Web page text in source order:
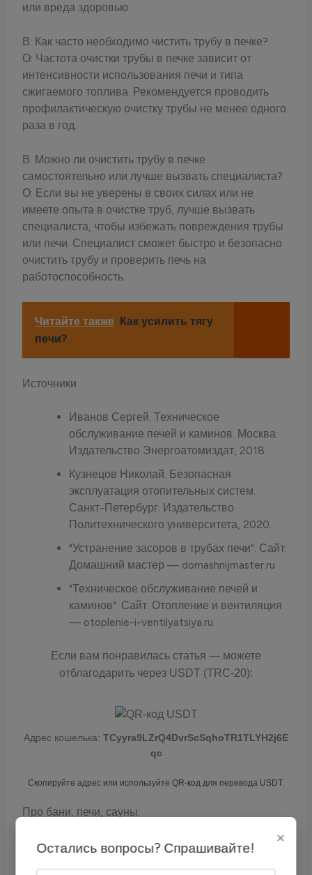
или вреда здоровью.
В: Как часто необходимо чистить трубу в печке?
О: Частота очистки трубы в печке зависит от
интенсивности использования печи и типа
сжигаемого топлива. Рекомендуется проводить
профилактическую очистку трубы не менее одного
раза в год.
В: Можно ли очистить трубу в печке
самостоятельно или лучше вызвать специалиста?
О: Если вы не уверены в своих силах или не
имеете опыта в очистке труб, лучше вызвать
специалиста, чтобы избежать повреждения трубы
или печи. Специалист сможет быстро и безопасно
очистить трубу и проверить печь на
работоспособность.
Читайте также Как усилить тягу
печи?
Источники
Иванов Сергей. Техническое
обслуживание печей и каминов. Москва:
Издательство Энергоатомиздат, 2018.
Кузнецов Николай. Безопасная
эксплуатация отопительных систем.
Санкт-Петербург: Издательство
Политехнического университета, 2020.
"Устранение засоров в трубах печи". Сайт:
Домашний мастер — domashnijmaster.ru
"Техническое обслуживание печей и
каминов". Сайт: Отопление и вентиляция
— otoplenie-i-ventilyatsiya.ru
Если вам понравилась статья — можете
отблагодарить через USDT (TRC-20):
Адрес кошелька: TCyyra9LZrQ4DvrScSqhoTR1TLYH2j6E
qc
Скопируйте адрес или используйте QR-код для перевода USDT.
Про бани, печи, сауны:
дровяной печи?
Нужна ли труба для печи под казан?
×
Остались вопросы? Спрашивайте!